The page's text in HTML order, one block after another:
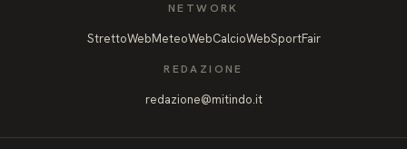
NETWORK
StrettoWebMeteoWebCalcioWebSportFair
REDAZIONE
redazione@mitindo.it